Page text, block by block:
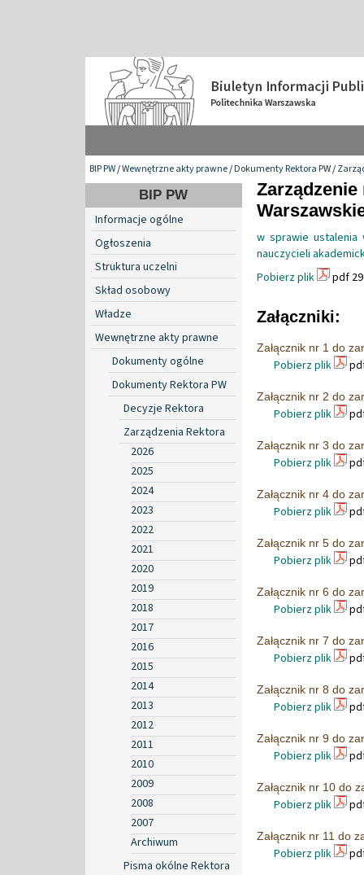
BIP PW/Wewnętrzne akty prawne/Dokumenty Rektora PW/
BIP PW
Informacje ogólne
Ogłoszenia
Struktura uczelni
Skład osobowy
Władze
Wewnętrzne akty prawne
Dokumenty ogólne
Dokumenty Rektora PW
Decyzje Rektora
Zarządzenia Rektora
2026
2025
2024
2023
2022
2021
2020
2019
2018
2017
2016
2015
2014
2013
2012
2011
2010
2009
2008
2007
Archiwum
Pisma okólne Rektora
w sprawie
nauczycieli
Pobierz plik
pdf
Załączniki:
Załącznik nr 1 do
Pobierz plik
Załącznik nr 2 do
Pobierz plik
Załącznik nr 3 do
Pobierz plik
Załącznik nr 4 do
Pobierz plik
Załącznik nr 5 do
Pobierz plik
Załącznik nr 6 do
Pobierz plik
Załącznik nr 7 do
Pobierz plik
Załącznik nr 8 do
Pobierz plik
Załącznik nr 9 do
Pobierz plik
Załącznik nr 10 do
Pobierz plik
Załącznik nr 11 do
Pobierz plik